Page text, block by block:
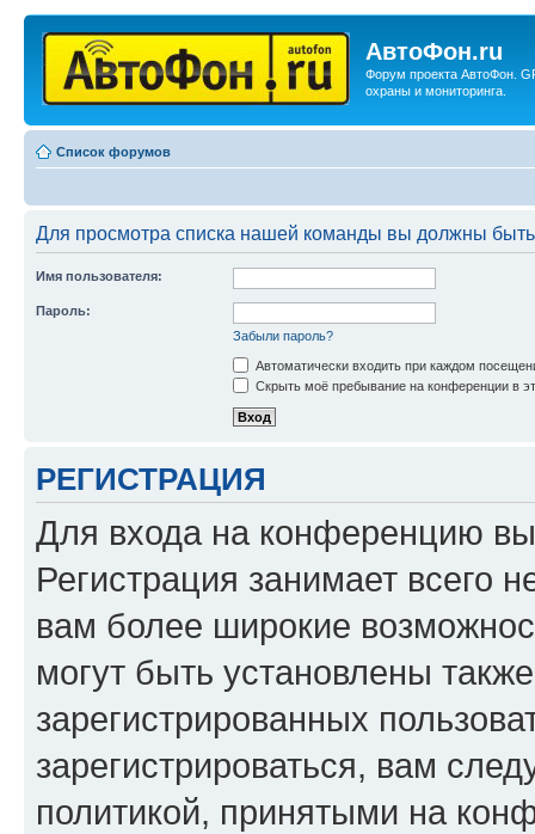
АвтоФон.ru
Форум проекта АвтоФон.
охраны и мониторинга.
Список форумов
Для просмотра списка нашей команды вы должны
Имя пользователя:
Пароль:
Забыли пароль?
Автоматически входить при каждом
Скрыть моё пребывание на конференции в
РЕГИСТРАЦИЯ
Для входа на конференцию
Регистрация занимает всего
вам более широкие
могут быть установлены
зарегистрированных
зарегистрироваться, вам
политикой, принятыми на